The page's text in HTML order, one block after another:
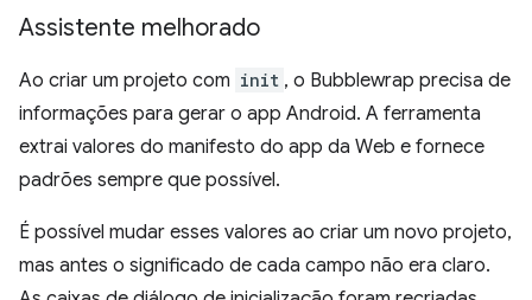
Assistente melhorado
Ao criar um projeto com init , o Bubblewrap precisa de
informações para gerar o app Android. A ferramenta
extrai valores do manifesto do app da Web e fornece
padrões sempre que possível.
É possível mudar esses valores ao criar um novo projeto,
mas antes o significado de cada campo não era claro.